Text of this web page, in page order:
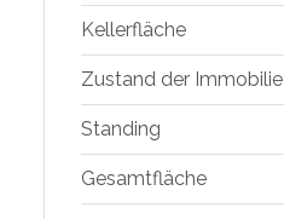
Kellerfläche
Zustand der Immobilie
Standing
Gesamtfläche